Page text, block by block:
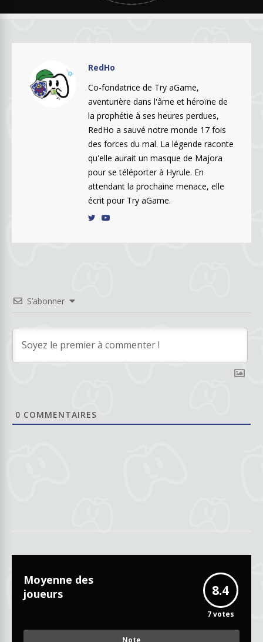
RedHo
Co-fondatrice de Try aGame,
aventurière dans l'âme et héroïne de
la prophétie à ses heures perdues,
RedHo a sauvé notre monde 17 fois
des forces du mal. La légende raconte
qu'elle aurait un masque de Majora
pour se téléporter à Hyrule. En
attendant la prochaine menace, elle
écrit pour Try aGame.
S’abonner
0 COMMENTAIRES
Moyenne des
joueurs
8.4
7votes